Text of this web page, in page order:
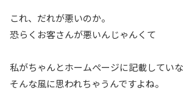
これ、だれが悪いのか。
恐らくお客さんが悪いんじゃんくて
私がちゃんとホームぺージに記載してい
そんな風に思われちゃうんですよね。